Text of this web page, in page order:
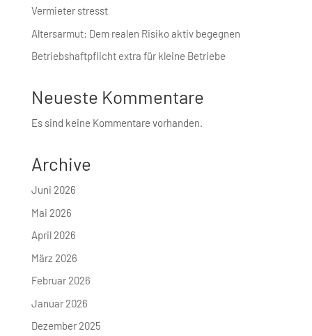
Vermieter stresst
Altersarmut: Dem realen Risiko aktiv begegnen
Betriebshaft­pflicht extra für kleine Betriebe
Neueste Kommentare
Es sind keine Kommentare vorhanden.
Archive
Juni 2026
Mai 2026
April 2026
März 2026
Februar 2026
Januar 2026
Dezember 2025